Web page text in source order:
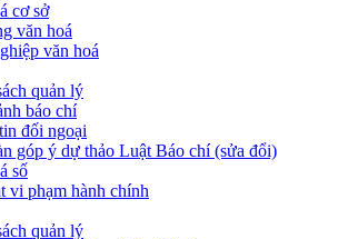
cơ sở
văn hoá
văn hoá
quản lý
báo chí
đối ngoại
góp ý dự thảo Luật Báo chí (sửa đổi)
số
vi phạm hành chính
quản lý